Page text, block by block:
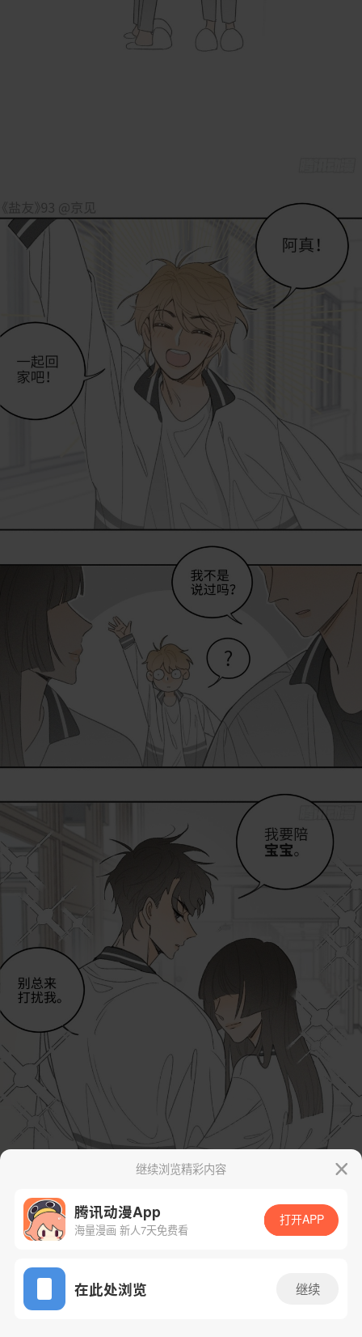
App免费看
继续浏览精彩内容
腾讯动漫App
海量漫画 新人7天免费看
打开APP
在此处浏览 继续